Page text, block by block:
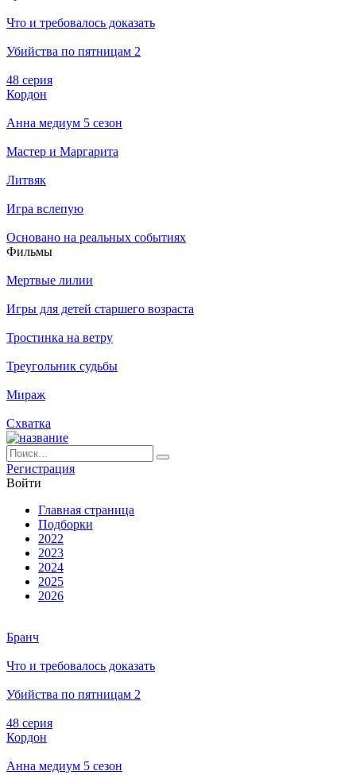
Что и требовалось доказать
Убийства по пятницам 2
48 серия
Кордон
Анна медиум 5 сезон
Мастер и Маргарита
Литвяк
Игра вслепую
Основано на реальных событиях
Филь­мы
Мертвые лилии
Игры для детей старшего возраста
Тростинка на ветру
Треугольник судьбы
Мираж
Схватка
Ре­ги­ст­ра­ция
Вой­ти
Глав­ная стра­ни­ца
Подборки
2022
2023
2024
2025
2026
Бранч
Что и требовалось доказать
Убийства по пятницам 2
48 серия
Кордон
Анна медиум 5 сезон